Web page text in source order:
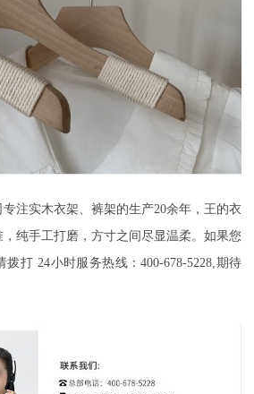
专注实木衣架、裤架的生产20余年，王的衣
纯手工打磨，方寸之间尽显温柔 。如果您
拨打 24小时服务热线：400-678-5228,期待